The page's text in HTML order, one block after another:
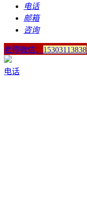
电话
邮箱
咨询
老师微信： 15303113838
电话